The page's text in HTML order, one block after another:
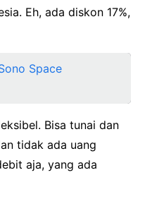
Eh, ada diskon 17%,
Space
Bisa tunai dan
tidak ada uang
aja, yang ada